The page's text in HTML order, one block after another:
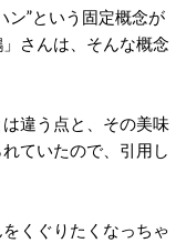
ン”という固定概念が
さんは、そんな概念
違う点と、その美味
ていたので、引用し
くぐりたくなっちゃ